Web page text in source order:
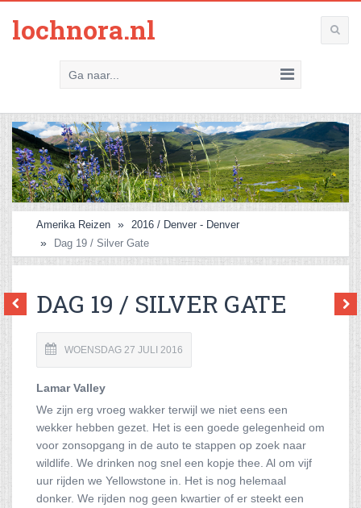
lochnora.nl
Ga naar...
Amerika Reizen
2016 / Denver - Denver
Dag 19 / Silver Gate
DAG 19 / SILVER GATE
WOENSDAG 27 JULI 2016
Lamar Valley
We zijn erg vroeg wakker terwijl we niet eens een
wekker hebben gezet. Het is een goede gelegenheid om
voor zonsopgang in de auto te stappen op zoek naar
wildlife. We drinken nog snel een kopje thee. Al om vijf
uur rijden we Yellowstone in. Het is nog helemaal
donker. We rijden nog geen kwartier of er steekt een